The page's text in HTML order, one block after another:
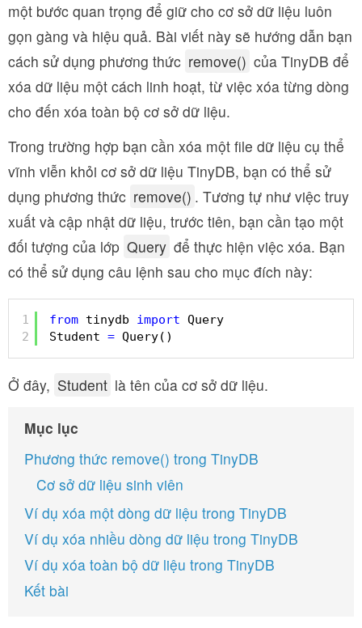
một bước quan trọng để giữ cho cơ sở dữ liệu luôn
gọn gàng và hiệu quả. Bài viết này sẽ hướng dẫn bạn
cách sử dụng phương thức remove() của TinyDB để
xóa dữ liệu một cách linh hoạt, từ việc xóa từng dòng
cho đến xóa toàn bộ cơ sở dữ liệu.
Trong trường hợp bạn cần xóa một file dữ liệu cụ thể
vĩnh viễn khỏi cơ sở dữ liệu TinyDB, bạn có thể sử
dụng phương thức remove() . Tương tự như việc truy
xuất và cập nhật dữ liệu, trước tiên, bạn cần tạo một
đối tượng của lớp Query để thực hiện việc xóa. Bạn
có thể sử dụng câu lệnh sau cho mục đích này:
1
2
from tinydb import Query
Student = Query()
Ở đây, Student là tên của cơ sở dữ liệu.
Mục lục
Phương thức remove() trong TinyDB
Cơ sở dữ liệu sinh viên
Ví dụ xóa một dòng dữ liệu trong TinyDB
Ví dụ xóa nhiều dòng dữ liệu trong TinyDB
Ví dụ xóa toàn bộ dữ liệu trong TinyDB
Kết bài